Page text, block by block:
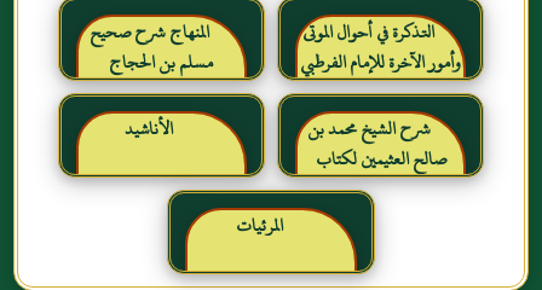
التذكرة في أحوال الموتى
وأمور الآخرة للإمام الفرطبي
رحمه الله
المنهاج شرح صحيح
مسلم بن الحجاج
شرح الشيخ محمد بن
صالح العثيمين لكتاب
رياض الصالحين للإمام
النووي رحمهم الله تعالى
الأناشيد
المرئيات